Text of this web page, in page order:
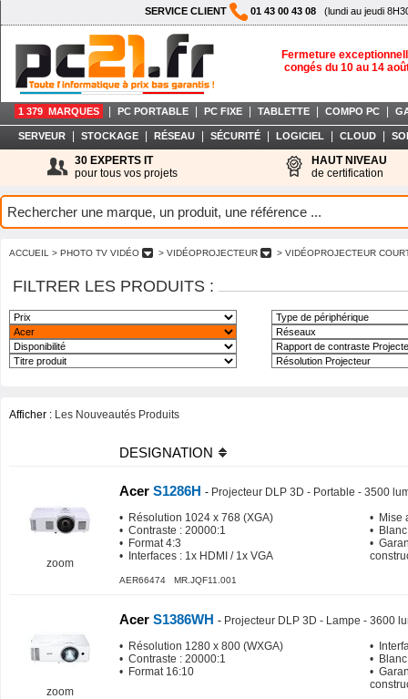
SERVICE CLIENT 01 43 00 43 08 (lundi au jeudi
Fermeture
congés du 10 au 14
1 379 MARQUES PC PORTABLE PC FIXE TABLETTE COMPO PC
SERVEUR STOCKAGE RÉSEAU SÉCURITÉ LOGICIEL CLOUD
30 EXPERTS IT
pour tous vos projets
HAUT NIVEAU
de certification
ACCUEIL > PHOTO TV VIDÉO > VIDÉOPROJECTEUR > VIDÉOPROJECTEUR
FILTRER LES PRODUITS :
Afficher : Les Nouveautés Produits
DESIGNATION
zoom
Acer S1286H - Projecteur DLP 3D - Portable - 3500
• Résolution 1024 x 768 (XGA)
• Contraste : 20000:1
• Format 4:3
• Interfaces : 1x HDMI / 1x VGA
• Mise
• Blanc
•
AER66474 MR.JQF11.001
zoom
Acer S1386WH - Projecteur DLP 3D - Lampe - 3600
• Résolution 1280 x 800 (WXGA)
• Contraste : 20000:1
• Format 16:10
•
• Blanc
•